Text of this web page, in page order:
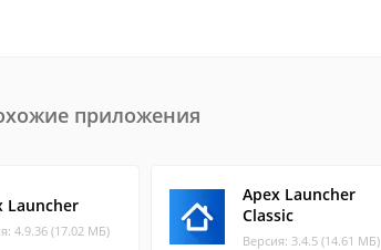
приложения
Launcher
4.9.36 (17.02 МБ)
Apex Launcher
Classic
Версия: 3.4.5 (14.61 МБ)